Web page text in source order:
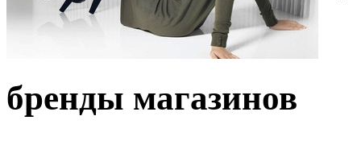
бренды магазинов